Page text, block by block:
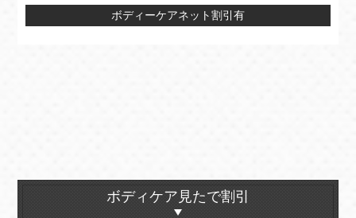
ボディーケアネット割引有
ボディケア見たで割引